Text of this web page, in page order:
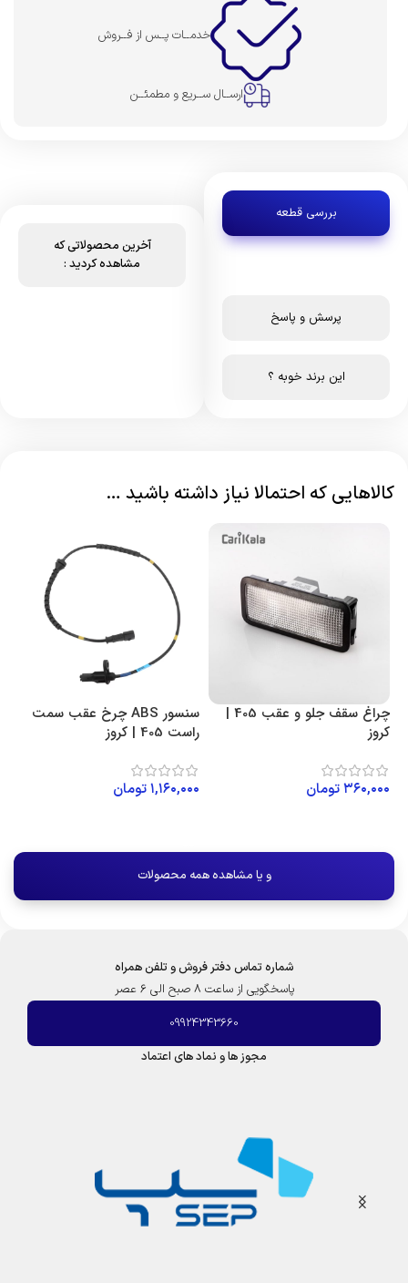
خدمــات پــس از فــروش
ارســال ســریع و مطمئــن
بررسی قطعه
پرسش و پاسخ
این برند خوبه ؟
آخرین محصولاتی که
مشاهده کردید :
کالاهایی که احتمالا نیاز داشته باشید …
چراغ سقف جلو و عقب 405 |
کروز
۳۶۰,۰۰۰تومان
سنسور ABS چرخ عقب سمت
راست 405 | کروز
۱,۱۶۰,۰۰۰تومان
و یا مشاهده همه محصولات
شماره تماس دفتر فروش و تلفن همراه
پاسخگویی از ساعت 8 صبح الی 6 عصر
09924343660
مجوز ها و نماد های اعتماد